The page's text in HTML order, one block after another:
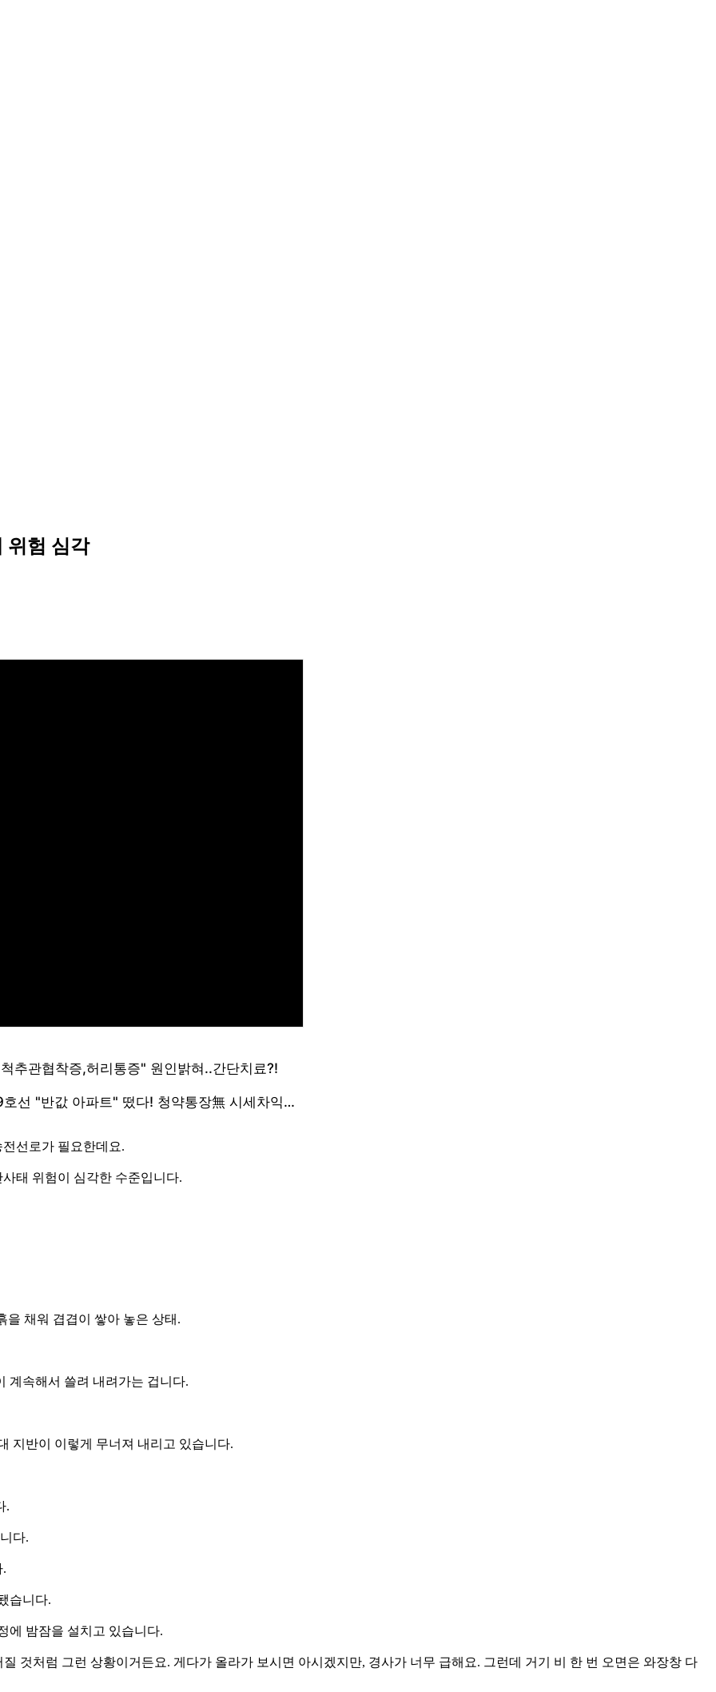
위험 심각
선로가 필요한데요.
태 위험이 심각한 수준입니다.
을 채워 겹겹이 쌓아 놓은 상태.
계속해서 쓸려 내려가는 겁니다.
지반이 이렇게 무너져 내리고 있습니다.
.
다.
.
습니다.
에 밤잠을 설치고 있습니다.
것처럼 그런 상황이거든요. 게다가 올라가 보시면 아시겠지만, 경사가 너무 급해요. 그런데 거기 비 한 번 오면은 와장창 다